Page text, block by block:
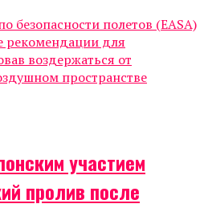
безопасности полетов (EASA)
рекомендации для
воздержаться от
пространстве
участием
пролив после